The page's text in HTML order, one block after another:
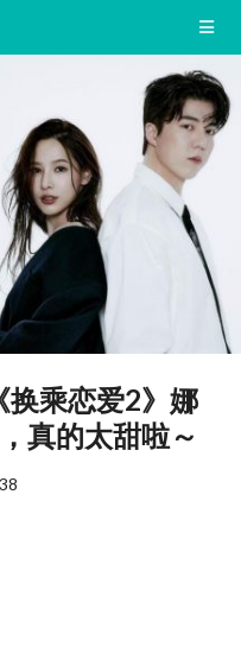
换乘恋爱2》娜
真的太甜啦～